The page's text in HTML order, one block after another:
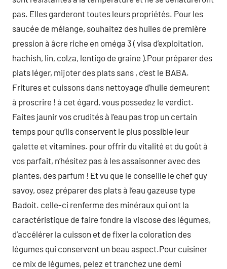
pas. Elles garderont toutes leurs propriétés. Pour les
saucée de mélange, souhaitez des huiles de première
pression à âcre riche en oméga 3 ( visa d’exploitation,
hachish, lin, colza, lentigo de graine ).Pour préparer des
plats léger, mijoter des plats sans , c’est le BABA.
Fritures et cuissons dans nettoyage d’huile demeurent
à proscrire ! à cet égard, vous possedez le verdict.
Faites jaunir vos crudités à l’eau pas trop un certain
temps pour qu’ils conservent le plus possible leur
galette et vitamines. pour offrir du vitalité et du goût à
vos parfait, n’hésitez pas à les assaisonner avec des
plantes, des parfum ! Et vu que le conseille le chef guy
savoy, osez préparer des plats à l’eau gazeuse type
Badoit. celle-ci renferme des minéraux qui ont la
caractéristique de faire fondre la viscose des légumes,
d’accélérer la cuisson et de fixer la coloration des
légumes qui conservent un beau aspect.Pour cuisiner
ce mix de légumes, pelez et tranchez une demi